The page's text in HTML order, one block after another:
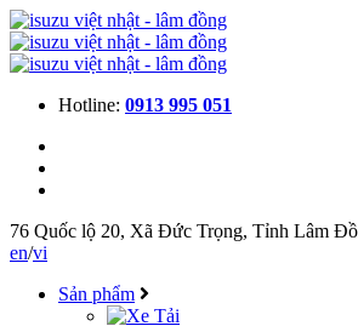
Hotline: 0913 995 051
76 Quốc lộ 20, Xã Đức Trọng, Tỉnh Lâm
en/vi
Sản phẩm